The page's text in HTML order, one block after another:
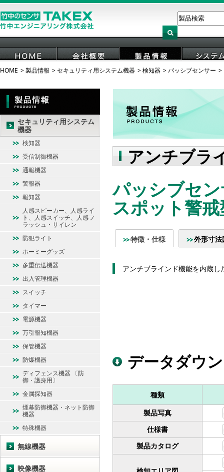
HOME 会社概要 製品情報 システ
HOME 製品情報 セキュリティ用システム機器 検知器 パッシブセンサー
アンチブラ
パッシブセ
スポット警戒
特徴・仕様 外形寸法
アンチブラインド機能を内蔵
データダウ
種類
製品写真
仕様書
製品カタログ
セキュリティ用システム
機器
検知器
受信制御機器
通報機器
警報器
報知器
人感スピーカー、人感ライ
ト、人感スイッチ、人感フ
ラッシュ・サイレン
防犯ライト
ホーミーグッズ
多重伝送機器
出入管理機器
スイッチ
タイマー
電源機器
万引報知機器
保管機器
防爆機器
ディフェンス機器 〔防
御・護身用〕
金属探知器
煙幕防御機器・ネット防御
機器
特殊機器
無線機器
映像機器